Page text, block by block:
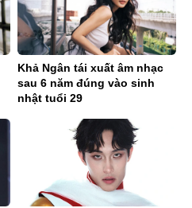
Khả Ngân tái xuất âm nhạc
sau 6 năm đúng vào sinh
nhật tuổi 29